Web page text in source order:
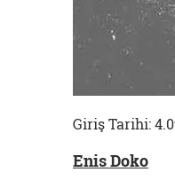
Giriş Tarihi:
Enis Doko